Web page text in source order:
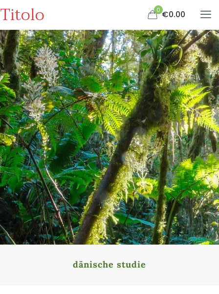
Titolo 0 €0.00
dänische studie